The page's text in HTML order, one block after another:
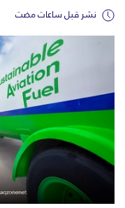
نشر قبل ساعات مضت